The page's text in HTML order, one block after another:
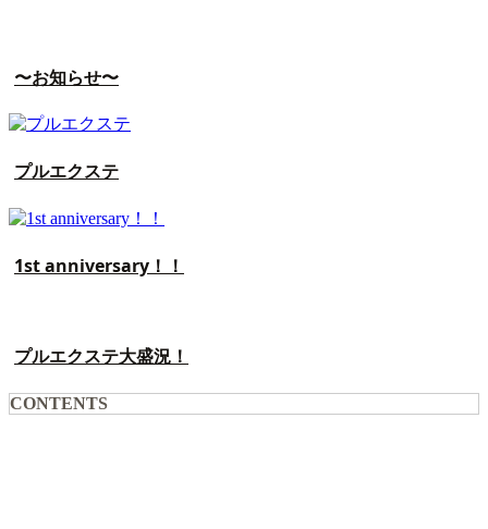
〜お知らせ〜
プルエクステ
1st anniversary！！
プルエクステ大盛況！
CONTENTS